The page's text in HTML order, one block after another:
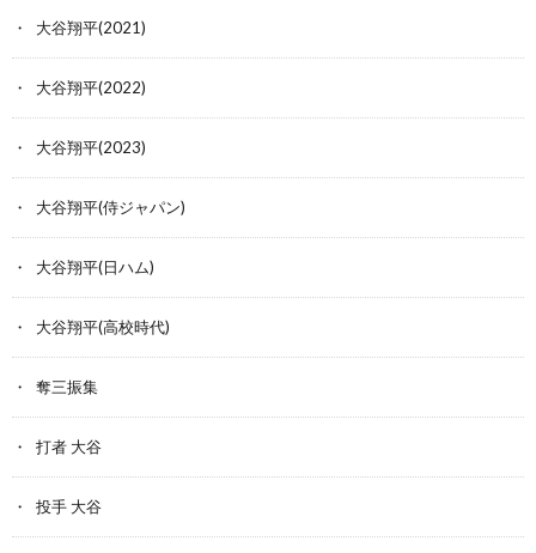
大谷翔平(2021)
大谷翔平(2022)
大谷翔平(2023)
大谷翔平(侍ジャパン)
大谷翔平(日ハム)
大谷翔平(高校時代)
奪三振集
打者 大谷
投手 大谷